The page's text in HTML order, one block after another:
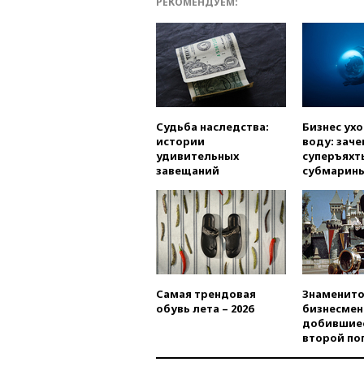
Судьба наследства:
истории
удивительных
завещаний
Бизнес
воду:
Самая трендовая
обувь лета – 2026
второй